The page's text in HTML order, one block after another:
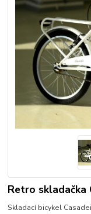
Retro skladačka
Skladací bicykel